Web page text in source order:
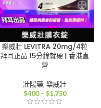
樂威壯 LEVITRA 20mg/4粒
拜耳正品 15分鐘就硬 | 香港直
營
壯陽藥, 樂威壯
$400 – $1,750價